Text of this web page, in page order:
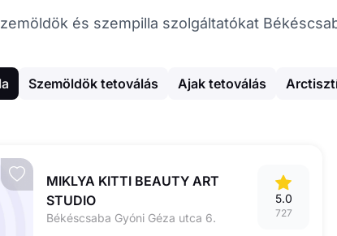
és szempilla szolgáltatókat
Szemöldök tetoválás Ajak tetoválás
MIKLYA KITTI BEAUTY ART
STUDIO
Békéscsaba Gyóni Géza utca 6.
5.0
727